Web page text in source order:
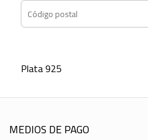
Plata 925
MEDIOS DE PAGO